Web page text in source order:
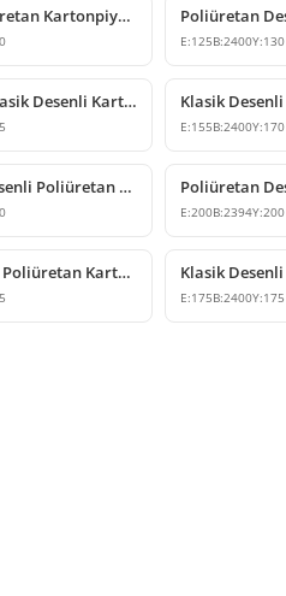
Desenli Poliüretan Kartonpiyer Modelleri
E:125B:2400Y:130
Poliüretan Klasik Desenli Kartonpiyer Tavan Profili
E:155B:2400Y:170
Dekoratif Desenli Poliüretan Kartonpiyer Modeli
E:200B:2394Y:200
Klasik Motifli Poliüretan Kartonpiyer Modeli
E:175B:2400Y:175